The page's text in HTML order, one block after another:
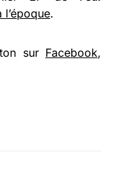
.
sur Facebook,